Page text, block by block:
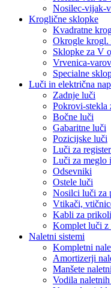
Nosilec-vijak-
Kroglične sklopke
Kvadratne
Okrogle krogl.
Sklopke za V
Vrvenica-
Specialne
Luči in električna
Zadnje luči
Pokrovi-stekla
Bočne luči
Gabaritne luči
Pozicijske luči
Luči za
Luči za meglo
Odsevniki
Ostele luči
Nosilci luči za
Vtikači,
Kabli za
Komplet luči z
Naletni sistemi
Kompletni
Amortizerji
Manšete
Vodila